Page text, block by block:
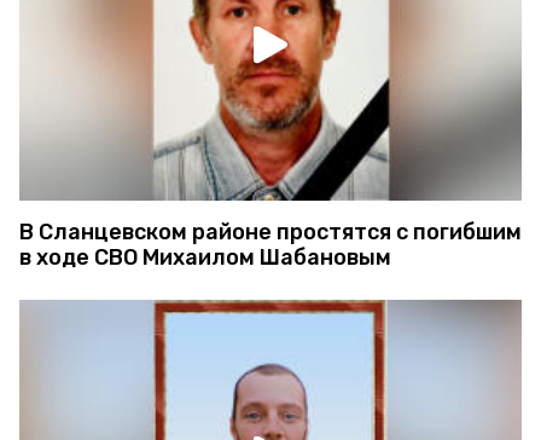
В Сланцевском районе простятся с погибшим
в ходе СВО Михаилом Шабановым